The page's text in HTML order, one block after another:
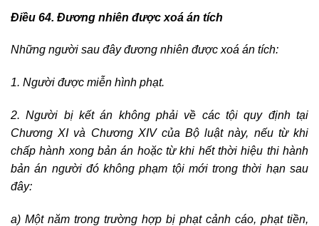
Điều 64. Đương nhiên được xoá án tích
Những người sau đây đương nhiên được xoá án tích:
1. Người được miễn hình phạt.
2. Người bị kết án không phải về các tội quy định tại
Chương XI và Chương XIV của Bộ luật này, nếu từ khi
chấp hành xong bản án hoặc từ khi hết thời hiệu thi hành
bản án người đó không phạm tội mới trong thời hạn sau
đây:
a) Một năm trong trường hợp bị phạt cảnh cáo, phạt tiền,